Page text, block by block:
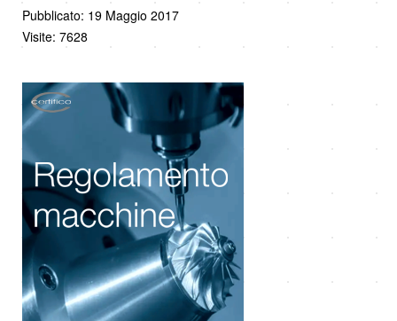
Pubblicato: 19 Maggio 2017
Visite: 7628